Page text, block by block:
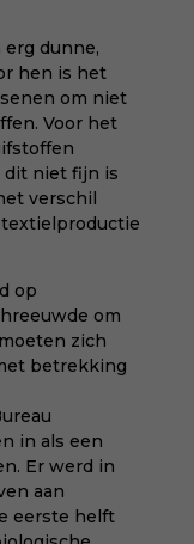
dunne,
hen is het
om niet
Voor het
dit niet fijn is
verschil
op
om
zich
betrekking
in als een
Er werd in
aan
eerste helft